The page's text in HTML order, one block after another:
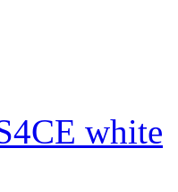
white